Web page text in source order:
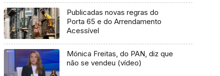
Publicadas novas regras do
Porta 65 e do Arrendamento
Acessível
Mónica Freitas, do PAN, diz que
não se vendeu (vídeo)